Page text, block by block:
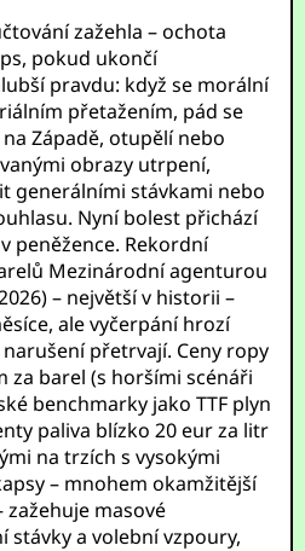
zažehla – ochota
pokud ukončí
pravdu: když se morální
přetažením, pád se
Západě, otupělí nebo
obrazy utrpení,
generálními stávkami nebo
Nyní bolest přichází
peněžence. Rekordní
Mezinárodní agenturou
– největší v historii –
ale vyčerpání hrozí
přetrvají. Ceny ropy
za barel (s horšími scénáři
benchmarky jako TTF plyn
paliva blízko 20 eur za litr
na trzích s vysokými
– mnohem okamžitější
zažehuje masové
stávky a volební vzpoury,